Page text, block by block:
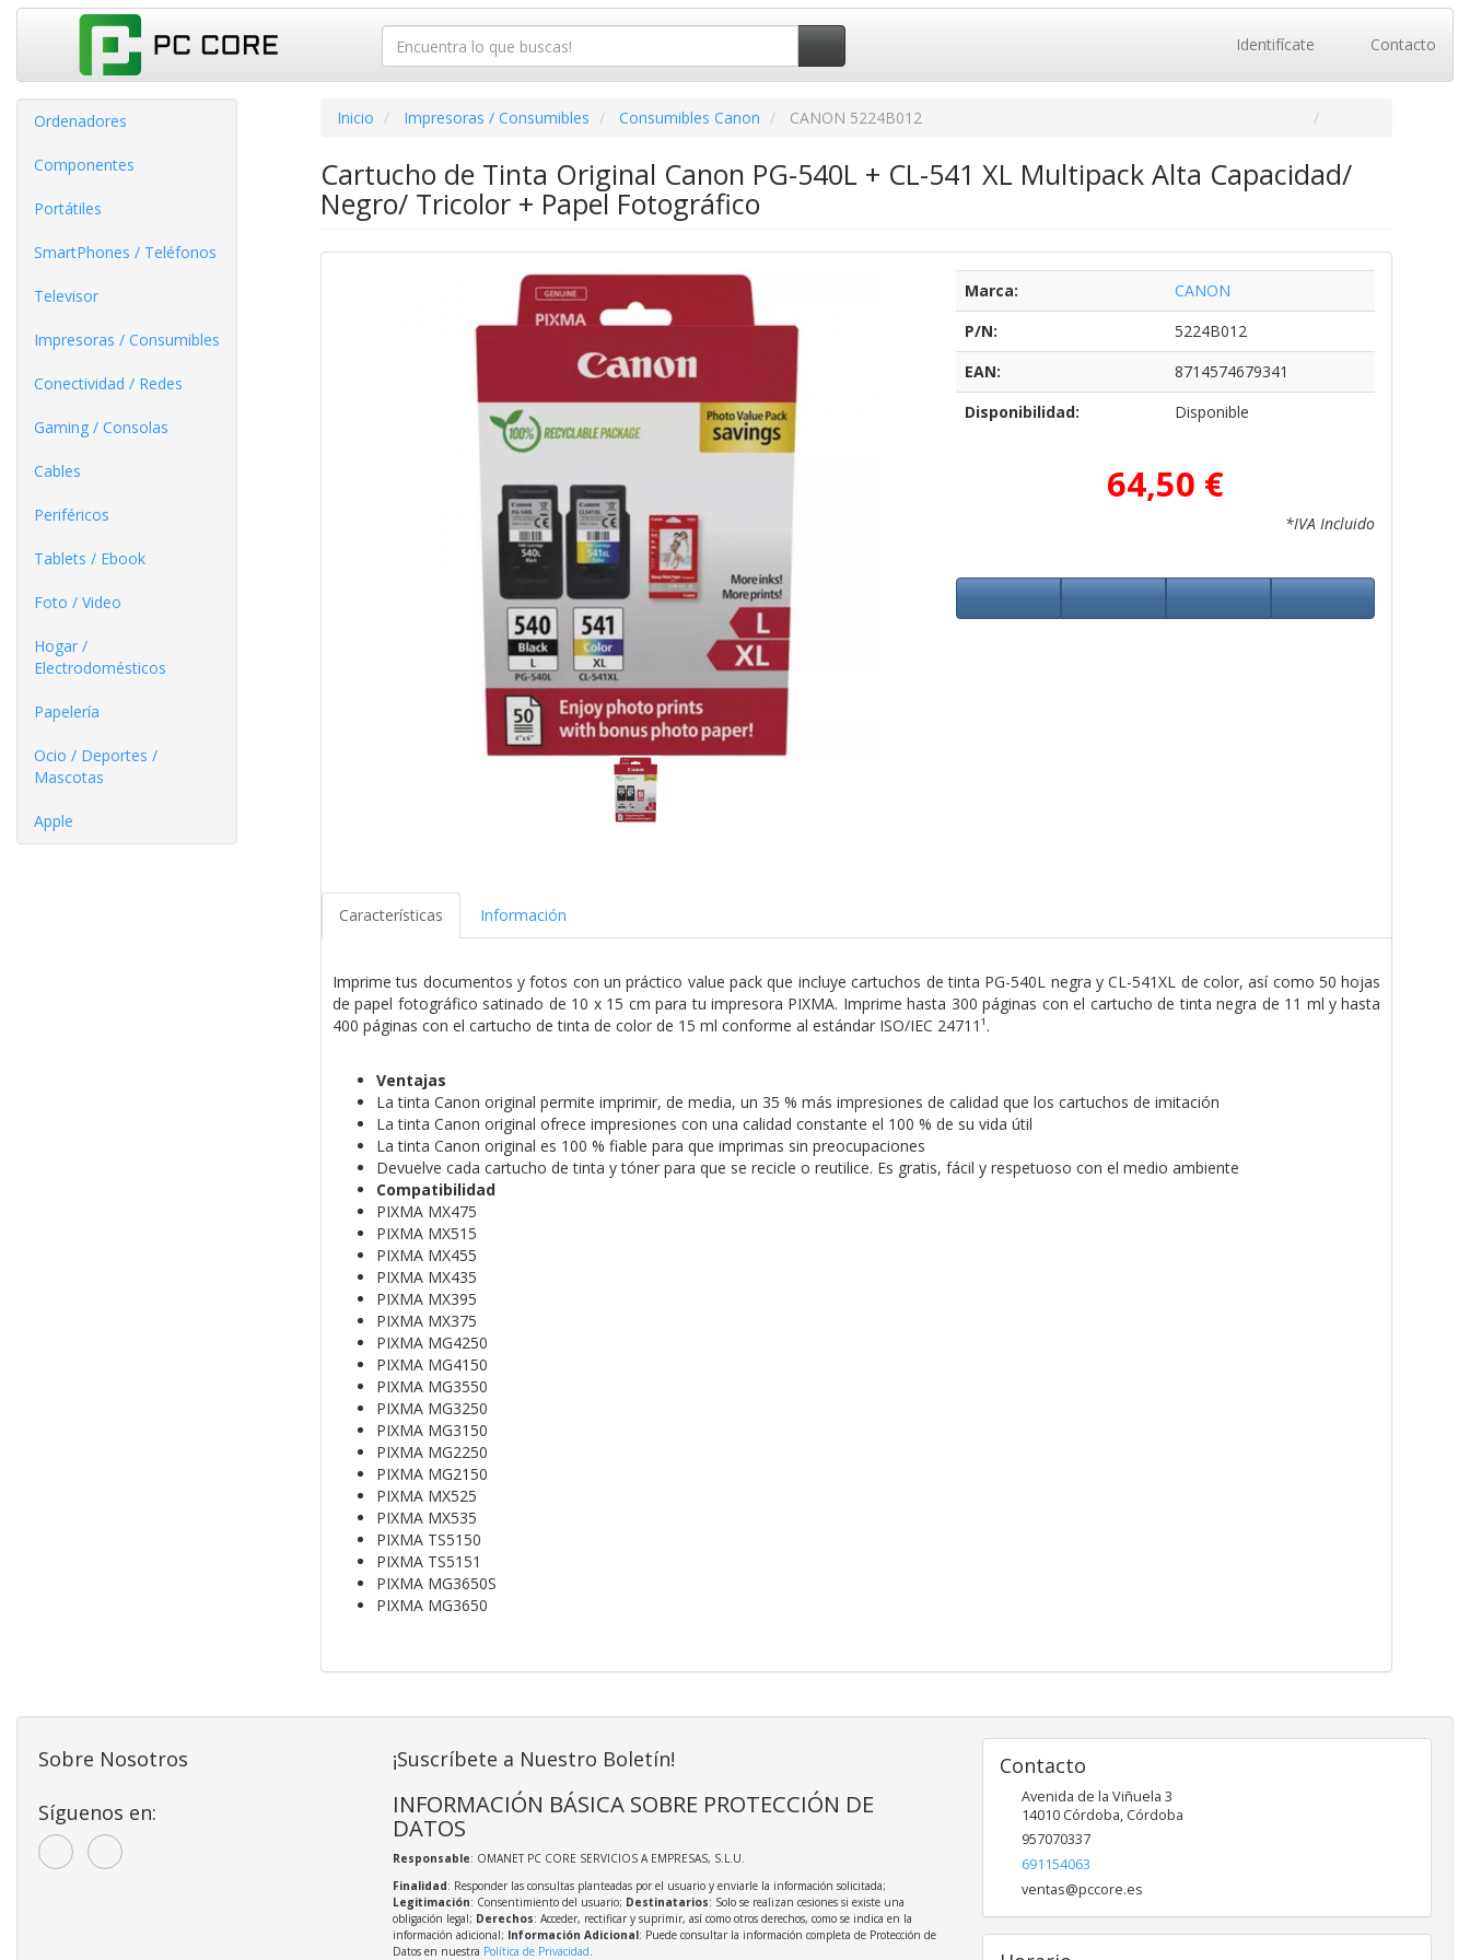
Identifícate Contacto
Ordenadores
Componentes
Portátiles
SmartPhones / Teléfonos
Televisor
Impresoras / Consumibles
Conectividad / Redes
Gaming / Consolas
Cables
Periféricos
Tablets / Ebook
Foto / Video
Hogar /
Electrodomésticos
Papelería
Ocio / Deportes /
Mascotas
Apple
Inicio Impresoras / Consumibles Consumibles Canon CANON 5224B012
Cartucho de Tinta Original Canon PG-540L + CL-541 XL Multipack Alta Capacidad/
Negro/ Tricolor + Papel Fotográfico
Marca:
CANON
P/N:
5224B012
EAN:
8714574679341
Disponibilidad:
Disponible
64,50 €
*IVA Incluido
Características Información
Imprime tus documentos y fotos con un práctico value pack que incluye cartuchos de tinta PG-540L negra y CL-541XL de color, así como 50 hojas
de papel fotográfico satinado de 10 x 15 cm para tu impresora PIXMA. Imprime hasta 300 páginas con el cartucho de tinta negra de 11 ml y hasta
400 páginas con el cartucho de tinta de color de 15 ml conforme al estándar ISO/IEC 24711¹.
Ventajas
La tinta Canon original permite imprimir, de media, un 35 % más impresiones de calidad que los cartuchos de imitación
La tinta Canon original ofrece impresiones con una calidad constante el 100 % de su vida útil
La tinta Canon original es 100 % fiable para que imprimas sin preocupaciones
Devuelve cada cartucho de tinta y tóner para que se recicle o reutilice. Es gratis, fácil y respetuoso con el medio ambiente
Compatibilidad
PIXMA MX475
PIXMA MX515
PIXMA MX455
PIXMA MX435
PIXMA MX395
PIXMA MX375
PIXMA MG4250
PIXMA MG4150
PIXMA MG3550
PIXMA MG3250
PIXMA MG3150
PIXMA MG2250
PIXMA MG2150
PIXMA MX525
PIXMA MX535
PIXMA TS5150
PIXMA TS5151
PIXMA MG3650S
PIXMA MG3650
Sobre Nosotros
Síguenos en:
¡Suscríbete a Nuestro Boletín!
INFORMACIÓN BÁSICA SOBRE PROTECCIÓN DE
DATOS
Responsable: OMANET PC CORE SERVICIOS A EMPRESAS, S.L.U.
Finalidad: Responder las consultas planteadas por el usuario y enviarle la información solicitada;
Legitimación: Consentimiento del usuario; Destinatarios: Solo se realizan cesiones si existe una
obligación legal; Derechos: Acceder, rectificar y suprimir, así como otros derechos, como se indica en la
información adicional; Información Adicional: Puede consultar la información completa de Protección de
Datos en nuestra Política de Privacidad.
Contacto
Avenida de la Viñuela 3
14010 Córdoba, Córdoba
957070337
691154063
ventas@pccore.es